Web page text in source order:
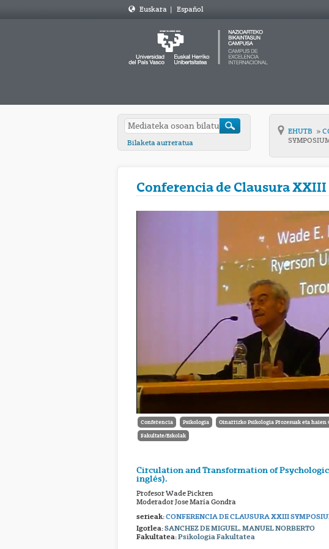
Euskara | Español
Bilaketa aurreratua
EHUTB
Conferencia de Clausura
Conferencia Psikologia Oinarrizko Psikologia Prozesuak eta haien
Fakultate/Eskolak
Circulation and Transformation of
inglés).
Profesor Wade Pickren
Moderador Jose María Gondra
serieak:CONFERENCIA DE CLAUSURA XXIII
Igorlea:SANCHEZ DE MIGUEL, MANUEL NORBERTO
Fakultatea:Psikologia Fakultatea